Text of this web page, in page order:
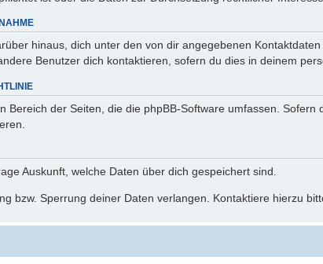
hinaus, dich unter den von dir angegebenen
Benutzer dich kontaktieren, sofern du dies in deinem
Bereich der Seiten, die die phpBB-Software umfassen.
Auskunft, welche Daten über dich gespeichert sind.
bzw. Sperrung deiner Daten verlangen. Kontaktiere hierzu